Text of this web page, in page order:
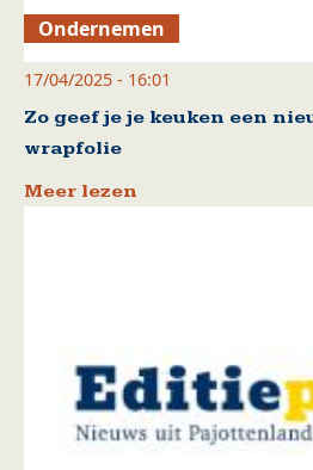
Ondernemen
17/04/2025 - 16:01
Zo geef je je keuken een
wrapfolie
Meer lezen